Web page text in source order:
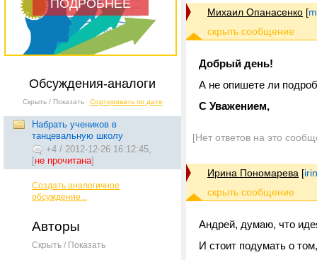
ПОДРОБНЕЕ
Обсуждения-аналоги
Скрыть / Показать Сортировать по дате
Набрать учеников в
танцевальную школу
+4 / 2012-12-26 16:12:45,
[не прочитана]
Создать аналогичное
обсуждение...
Авторы
Скрыть / Показать
Михаил Опанасенко [
Добрый день!
А не опишете ли
С Уважением,
[Нет ответов на это
Ирина Пономарева [
Андрей, думаю, что
И стоит подумать о